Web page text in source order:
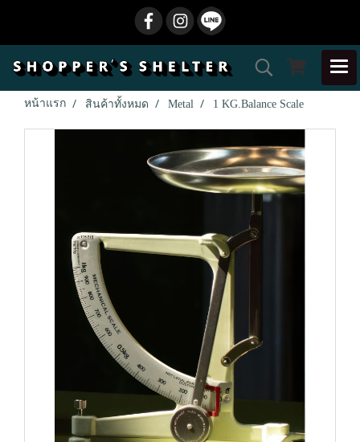
หน้าแรก สินค้าทั้งหมด Metal 1 KG.Balance Scale